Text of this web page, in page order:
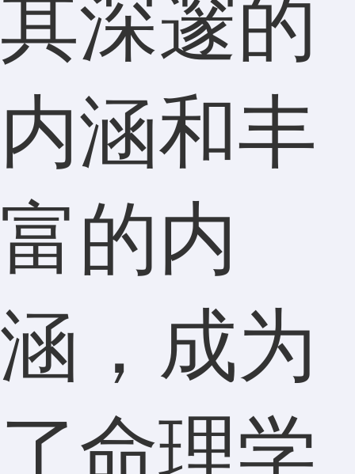
其深邃的
内涵和丰
富的内
涵，成为
了命理学